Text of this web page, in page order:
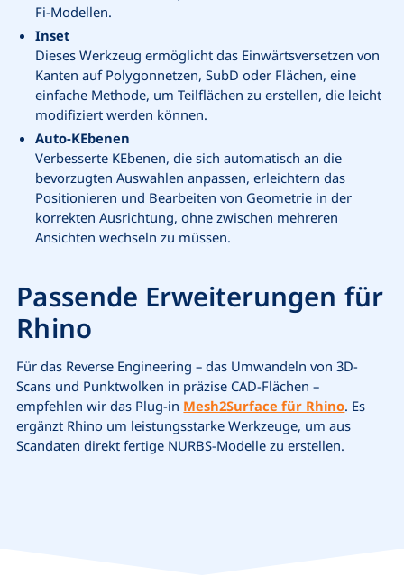
Fi-Modellen.
Inset
Dieses Werkzeug ermöglicht das Einwärtsversetzen von
Kanten auf Polygonnetzen, SubD oder Flächen, eine
einfache Methode, um Teilflächen zu erstellen, die leicht
modifiziert werden können.
Auto-KEbenen
Verbesserte KEbenen, die sich automatisch an die
bevorzugten Auswahlen anpassen, erleichtern das
Positionieren und Bearbeiten von Geometrie in der
korrekten Ausrichtung, ohne zwischen mehreren
Ansichten wechseln zu müssen.
Passende Erweiterungen für
Rhino
Für das Reverse Engineering – das Umwandeln von 3D-
Scans und Punktwolken in präzise CAD-Flächen –
empfehlen wir das Plug-in Mesh2Surface für Rhino. Es
ergänzt Rhino um leistungsstarke Werkzeuge, um aus
Scandaten direkt fertige NURBS-Modelle zu erstellen.